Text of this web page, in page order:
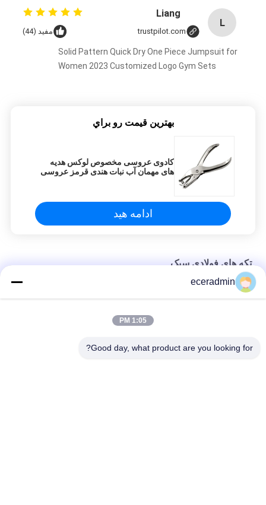
L
Liang
trustpilot.com مفید (44)
Solid Pattern Quick Dry One Piece Jumpsuit for
Women 2023 Customized Logo Gym Sets
بهترين قيمت رو براي
کادوی عروسی مخصوص لوکس هدیه
های مهمان آب نبات هندی قرمز عروسی
ادامه هید
تکه های فولادی سبک
جعبه هدیه دخترانه بسته بندی کاغذی جواهرات کوچک سفارشی جعبه
بسته بندی ارزان
eceradmin
1:05 PM
Good day, what product are you looking for?